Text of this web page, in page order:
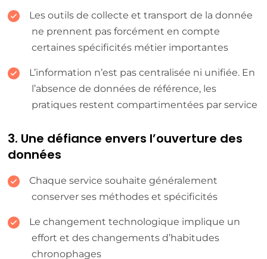
Les outils de collecte et transport de la donnée
ne prennent pas forcément en compte
certaines spécificités métier importantes
L’information n’est pas centralisée ni unifiée. En
l’absence de données de référence, les
pratiques restent compartimentées par service
3. Une défiance envers l’ouverture des
données
Chaque service souhaite généralement
conserver ses méthodes et spécificités
Le changement technologique implique un
effort et des changements d’habitudes
chronophages